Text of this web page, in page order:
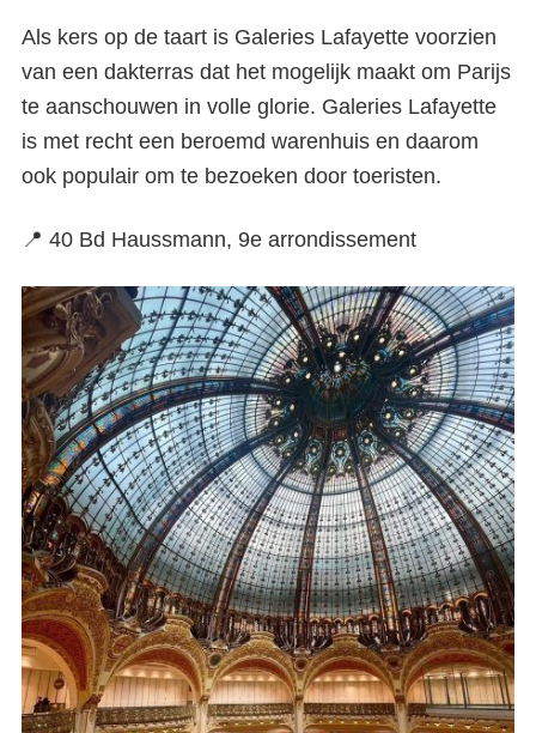
Als kers op de taart is Galeries Lafayette voorzien
van een dakterras dat het mogelijk maakt om Parijs
te aanschouwen in volle glorie. Galeries Lafayette
is met recht een beroemd warenhuis en daarom
ook populair om te bezoeken door toeristen.
📍 40 Bd Haussmann, 9e arrondissement